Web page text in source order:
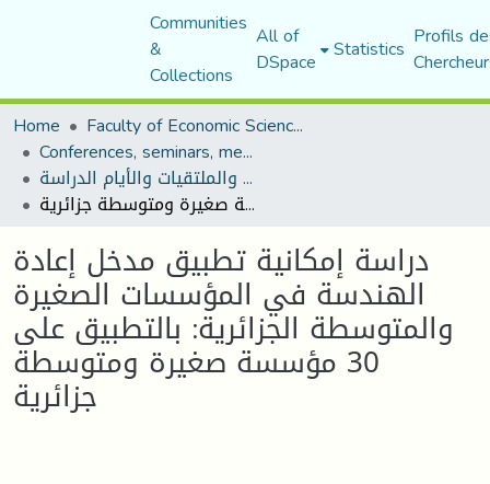
Communities
&
Collections
All of
DSpace Statistics Profils
Home
Faculty of Economic Sciences, Commerce and Management Sciences
Conferences, seminars, meetings, and study days
المؤتمرات والندوات والملتقيات والأيام الدراسة
دراسة إمكانية تطبيق مدخل إعادة الهندسة في المؤسسات الصغيرة والمتوسطة الجزائرية: بالتطبيق على 30 مؤسسة صغيرة ومتوسطة جزائرية
دراسة إمكانية تطبيق مدخل إعادة
الهندسة في المؤسسات الصغيرة
والمتوسطة الجزائرية: بالتطبيق على
30 مؤسسة صغيرة ومتوسطة
جزائرية